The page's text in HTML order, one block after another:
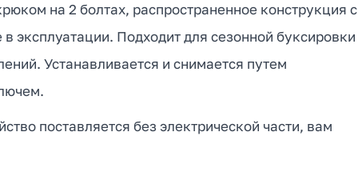
на 2 болтах, распространенное конструкция с
эксплуатации. Подходит для сезонной буксировки
Устанавливается и снимается путем
поставляется без электрической части, вам